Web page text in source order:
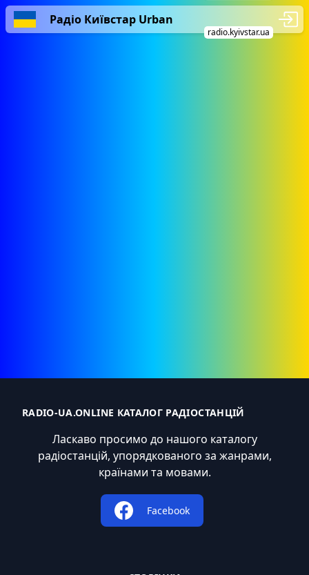
Радіо Київстар Urban
radio.kyivstar.ua
RADIO-UA.ONLINE КАТАЛОГ РАДІОСТАНЦІЙ
Ласкаво просимо до нашого каталогу
радіостанцій, упорядкованого за жанрами,
країнами та мовами.
Facebook